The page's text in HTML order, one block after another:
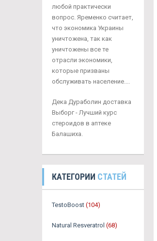
любой практически
вопрос. Яременко считает,
что экономика Украины
уничтожена, так как
уничтожены все те
отрасли экономики,
которые призваны
обслуживать население....
Дека Дураболин доставка
Выборг - Лучший курс
стероидов в аптеке
Балашиха.
КАТЕГОРИИ СТАТЕЙ
TestoBoost (104)
Natural Resveratrol (68)